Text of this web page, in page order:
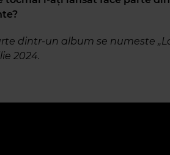
dintr-un album se numeste
2024.